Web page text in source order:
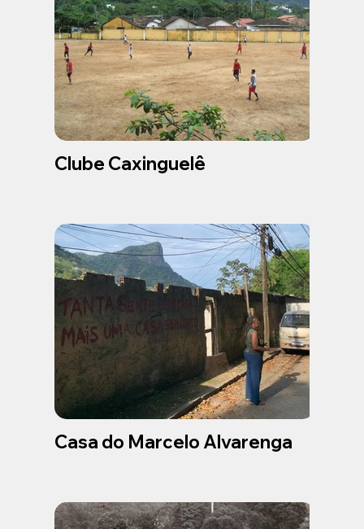
Clube Caxinguelê
Casa do Marcelo Alvarenga